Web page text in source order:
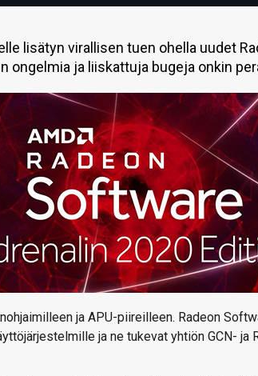
lisätyn virallisen tuen ohella uudet
ongelmia ja liiskattuja bugeja onkin
ja APU-piireilleen. Radeon
ja ne tukevat yhtiön GCN- ja